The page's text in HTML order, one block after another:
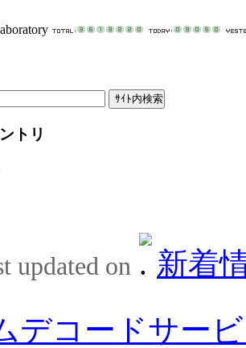
トリ
updated on
新着
デコードサー